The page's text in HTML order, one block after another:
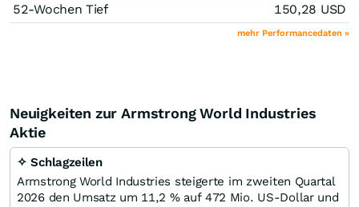
52-Wochen Tief
150,28 USD
mehr Performancedaten »
Neuigkeiten zur Armstrong World Industries
Aktie
✧ Schlagzeilen
Armstrong World Industries steigerte im zweiten Quartal
2026 den Umsatz um 11,2 % auf 472 Mio. US-Dollar und